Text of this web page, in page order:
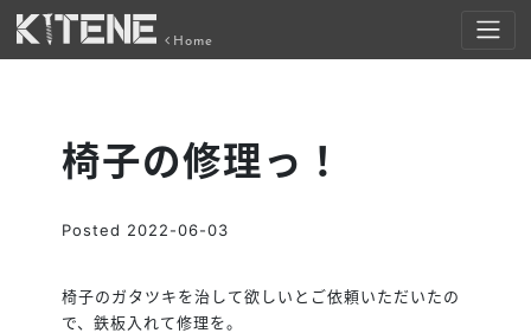
Home
椅子の修理っ！
Posted 2022-06-03
椅子のガタツキを治して欲しいとご依頼いただいたの
で、鉄板入れて修理を。